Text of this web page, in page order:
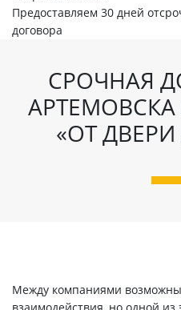
Предоставляем 30 дней
договора
СРОЧНАЯ
«ОТ
Между компаниями